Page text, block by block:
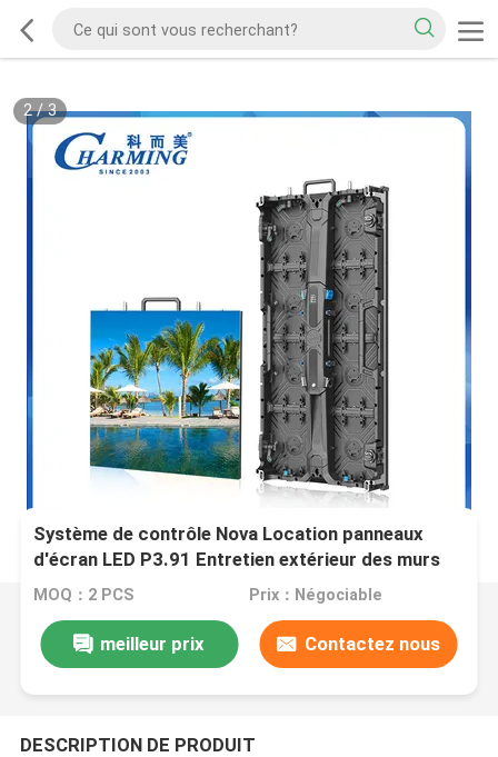
2/3
Système de contrôle Nova Location panneaux
d'écran LED P3.91 Entretien extérieur des murs
LED
MOQ：2 PCS Prix：Négociable
meilleur prix Contactez nous
DESCRIPTION DE PRODUIT